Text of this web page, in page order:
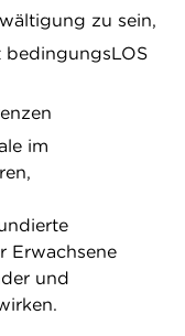
zu sein,
bedingungsLOS
im
Erwachsene
und